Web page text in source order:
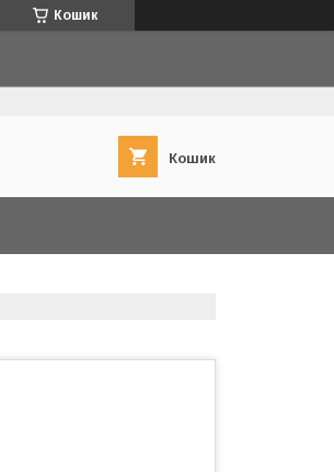
Кошик
Кошик